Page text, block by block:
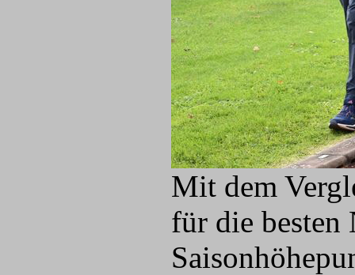
Mit dem
für die besten